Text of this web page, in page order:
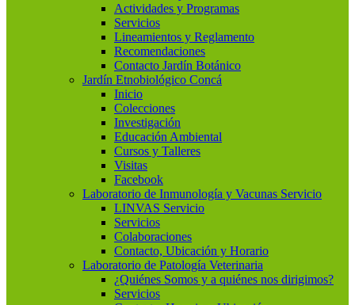
Actividades y Programas
Servicios
Lineamientos y Reglamento
Recomendaciones
Contacto Jardín Botánico
Jardín Etnobiológico Concá
Inicio
Colecciones
Investigación
Educación Ambiental
Cursos y Talleres
Visitas
Facebook
Laboratorio de Inmunología y Vacunas Servicio
LINVAS Servicio
Servicios
Colaboraciones
Contacto, Ubicación y Horario
Laboratorio de Patología Veterinaria
¿Quiénes Somos y a quiénes nos dirigimos?
Servicios